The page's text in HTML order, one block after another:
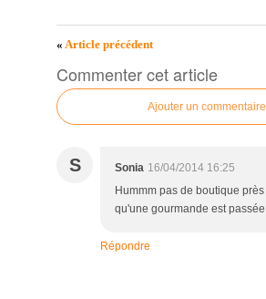
« Article précédent
Commenter cet article
Ajouter un commentaire
S Sonia 16/04/2014 16:25
Hummm pas de boutique
qu'une gourmande est
Répondre